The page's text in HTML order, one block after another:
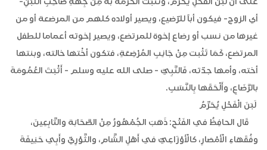
أي الزوج- فيكون أباً للرّضيع، ويصير أولاده كلهم من المرضعة أو من
غيرها من نسب أو رضاع إخوة للمرتضع، ويصير إخوته أعماما للطفل
المرتضع، كَمَا تَثْبت مِنْ جَانِبِ المُرْضِعَةِ، فتكون أخْتها خالته، وبنتها
أخته، وأمها جدّته، فَالنَّبِيَّ - صلى الله عليه وسلم - أَثْبَتَ العُمُومَةَ
بالرَّضَاعِ، وأَلْحَقَها بِالنَّسَبِ.
‏‏ لَبَنَ الْفَحْلِ يُحَرِّمُ
قَال الحافِظُ في الفَتْحِ: ذَهَبَ الجُمْهُورُ مِنْ الصَّحَابَة والتَّابِعِينَ،
وفُقَهَاءِ الْأَمْصَارِ، كالْأَوْزَاعِيِّ في أَهْلِ الشَّامِ، والثَّوْرِيِّ وأَبِي حَنِيفَةَ